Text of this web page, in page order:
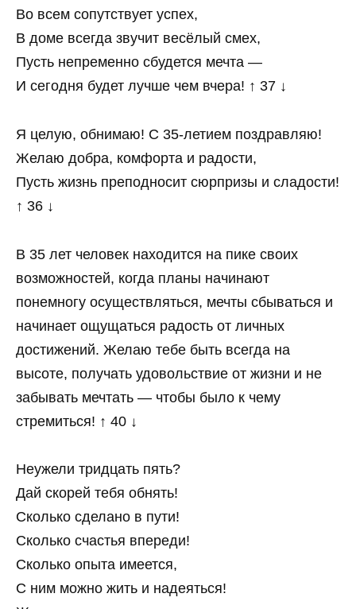
Во всем сопутствует успех,
В доме всегда звучит весёлый смех,
Пусть непременно сбудется мечта —
И сегодня будет лучше чем вчера! ↑ 37 ↓
Я целую, обнимаю! С 35-летием поздравляю!
Желаю добра, комфорта и радости,
Пусть жизнь преподносит сюрпризы и сладости!
↑ 36 ↓
В 35 лет человек находится на пике своих
возможностей, когда планы начинают
понемногу осуществляться, мечты сбываться и
начинает ощущаться радость от личных
достижений. Желаю тебе быть всегда на
высоте, получать удовольствие от жизни и не
забывать мечтать — чтобы было к чему
стремиться! ↑ 40 ↓
Неужели тридцать пять?
Дай скорей тебя обнять!
Сколько сделано в пути!
Сколько счастья впереди!
Сколько опыта имеется,
С ним можно жить и надеяться!